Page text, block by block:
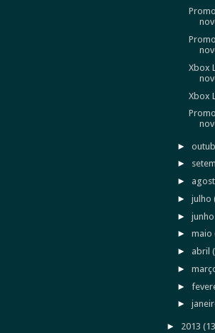
Xbox
Xbox
►
►
►
►julho
►
►maio
► abril
►
►
►
► 2013